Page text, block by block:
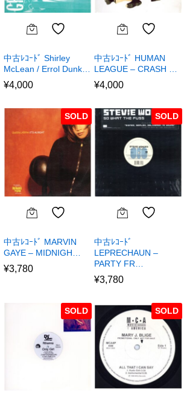
中古ﾚｺｰﾄﾞ Shirley
McLean / Errol Dunk…
¥4,000
中古ﾚｺｰﾄﾞ HUMAN
LEAGUE – CRASH …
¥4,000
SOLD
中古ﾚｺｰﾄﾞ MARVIN
GAYE – MIDNIGH…
¥3,780
SOLD
中古ﾚｺｰﾄﾞ
LEPRECHAUN –
PARTY FR…
¥3,780
SOLD SOLD